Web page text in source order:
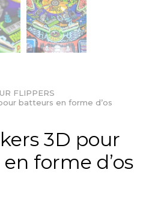
FLIPPERS
batteurs en forme d’os
3D pour
forme d’os